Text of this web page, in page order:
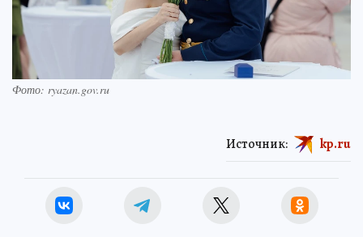
Фото: ryazan.gov.ru
Источник: kp.ru